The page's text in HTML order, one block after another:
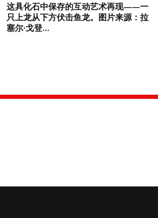
这具化石中保存的互动艺术再现——一
只上龙从下方伏击鱼龙。图片来源：拉
塞尔·戈登...